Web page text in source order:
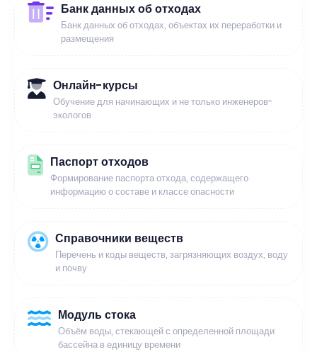
Банк данных об отходах
Банк данных об отходах, объектах их переработки и
размещения
Онлайн-курсы
Обучение для начинающих и не только инженеров-
экологов
Паспорт отходов
Формирование паспорта отхода, содержащего
информацию о составе и классе опасности
Справочники веществ
Перечень и коды веществ, загрязняющих воздух, воду
и почву
Модуль стока
Объём воды, стекающей с определенной площади
бассейна в единицу времени